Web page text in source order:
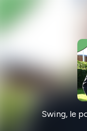
Swing, le